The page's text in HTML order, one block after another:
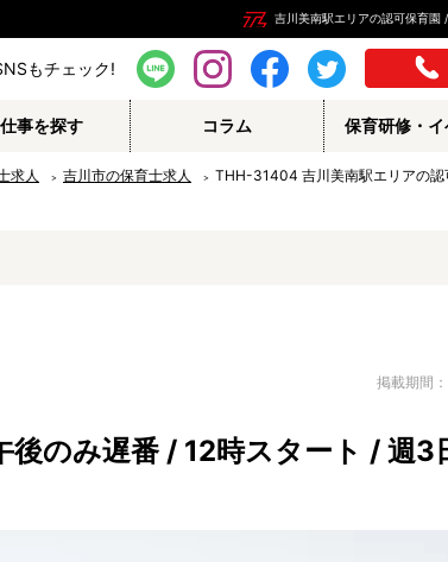
吉川美南駅エリアの認可保育園
もチェック!
事を探す コラム 保育研修・イ
求人 吉川市の保育士求人
THH-31404 吉川美南駅エリアの認
掲載期間
後のみ遅番 / 12時スタート / 週3
も園
幼稚園